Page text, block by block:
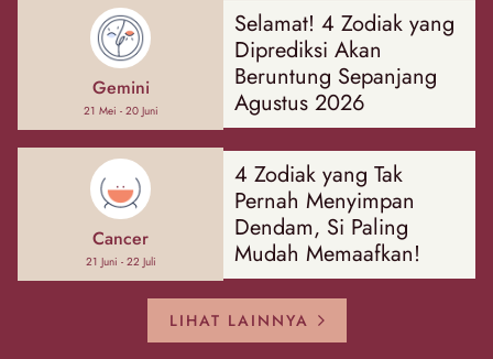
Gemini
21 Mei - 20 Juni
Selamat! 4 Zodiak yang
Diprediksi Akan
Beruntung Sepanjang
Agustus 2026
Cancer
21 Juni - 22 Juli
4 Zodiak yang Tak
Pernah Menyimpan
Dendam, Si Paling
Mudah Memaafkan!
LIHAT LAINNYA